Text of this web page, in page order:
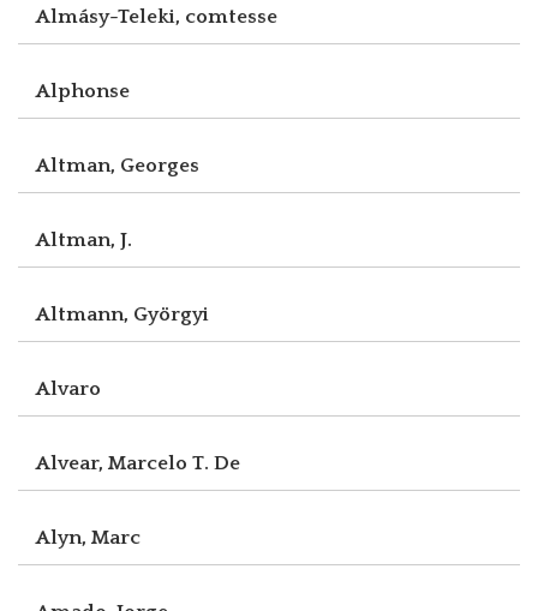
Almásy-Teleki, comtesse
Alphonse
Altman, Georges
Altman, J.
Altmann, Györgyi
Alvaro
Alvear, Marcelo T. De
Alyn, Marc